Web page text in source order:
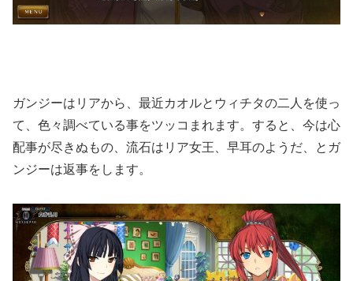
ガンジーはリアから、最近カオルとウィチタの二人を使っ
て、色々調べている事をツッコまれます。すると、今は心
配事が尽きぬもの、流石はリア女王、早耳のようだ、とガ
ンジーは返事をします。